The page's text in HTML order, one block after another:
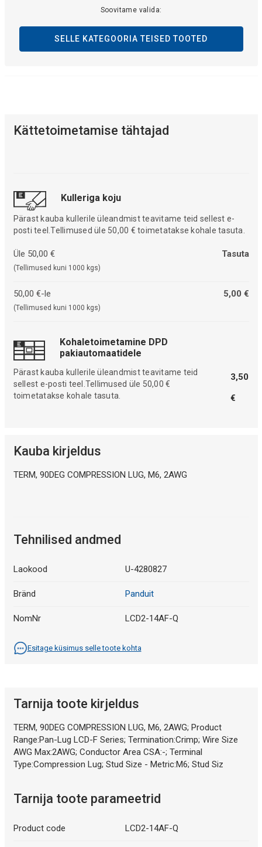
Soovitame valida:
SELLE KATEGOORIA TEISED TOOTED
Kättetoimetamise tähtajad
Kulleriga koju
Pärast kauba kullerile üleandmist teavitame teid sellest e-
posti teel.Tellimused üle 50,00 € toimetatakse kohale tasuta.
Üle 50,00 €
(Tellimused kuni 1000 kgs)
Tasuta
50,00 €-le
(Tellimused kuni 1000 kgs)
5,00 €
Kohaletoimetamine DPD
pakiautomaatidele
Pärast kauba kullerile üleandmist teavitame teid
sellest e-posti teel.Tellimused üle 50,00 €
toimetatakse kohale tasuta.
3,50
€
Kauba kirjeldus
TERM, 90DEG COMPRESSION LUG, M6, 2AWG
Tehnilised andmed
Laokood U-4280827
Bränd Panduit
NomNr LCD2-14AF-Q
Esitage küsimus selle toote kohta
Tarnija toote kirjeldus
TERM, 90DEG COMPRESSION LUG, M6, 2AWG; Product
Range:Pan-Lug LCD-F Series; Termination:Crimp; Wire Size
AWG Max:2AWG; Conductor Area CSA:-; Terminal
Type:Compression Lug; Stud Size - Metric:M6; Stud Siz
Tarnija toote parameetrid
Product code LCD2-14AF-Q